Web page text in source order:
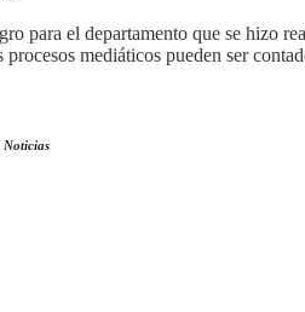
para el departamento que se hizo
mediáticos pueden ser